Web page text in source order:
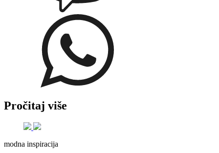
Pročitaj više
modna inspiracija